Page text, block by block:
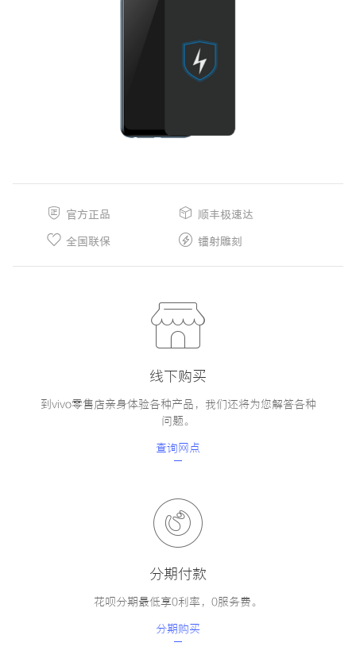
官方正品 顺丰极速达
全国联保 镭射雕刻
线下购买
到vivo零售店亲身体验各种产品，我们还将为您解答各种
问题。
查询网点
分期付款
花呗分期最低享0利率，0服务费。
分期购买